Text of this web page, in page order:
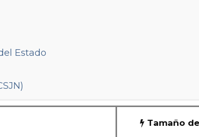
Estado
Tamaño